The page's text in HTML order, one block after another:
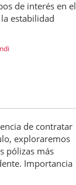
esperan
de interés en el
estabilidad
de contratar
exploraremos
pólizas más
Importancia